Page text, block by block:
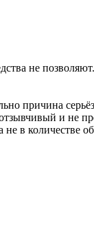
не
причина
и не
в количестве